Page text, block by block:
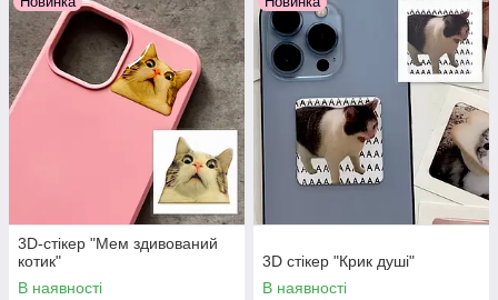
3D-стікер "Мем здивований
котик"
В наявності
3D стікер "Крик душі"
В наявності